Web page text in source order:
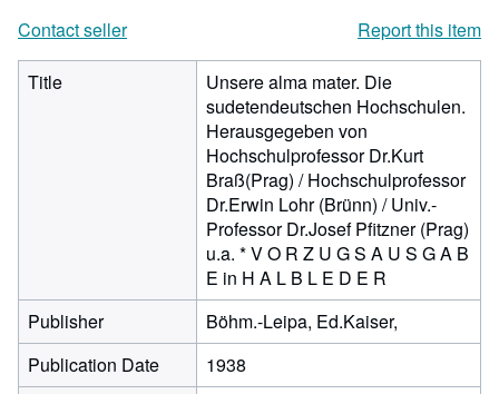
Contact seller
Report this item
Title
Unsere alma mater. Die
sudetendeutschen Hochschulen.
Herausgegeben von
Hochschulprofessor Dr.Kurt
Braß(Prag) / Hochschulprofessor
Dr.Erwin Lohr (Brünn) / Univ.-
Professor Dr.Josef Pfitzner (Prag)
u.a. * V O R Z U G S A U S G A B
E in H A L B L E D E R
Publisher
Böhm.-Leipa, Ed.Kaiser,
Publication Date
1938